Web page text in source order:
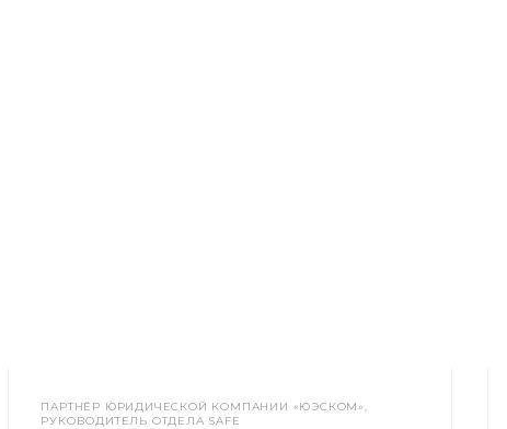
ПАРТНЁР ЮРИДИЧЕСКОЙ КОМПАНИИ «ЮЭСКОМ»,
РУКОВОДИТЕЛЬ ОТДЕЛА SAFE